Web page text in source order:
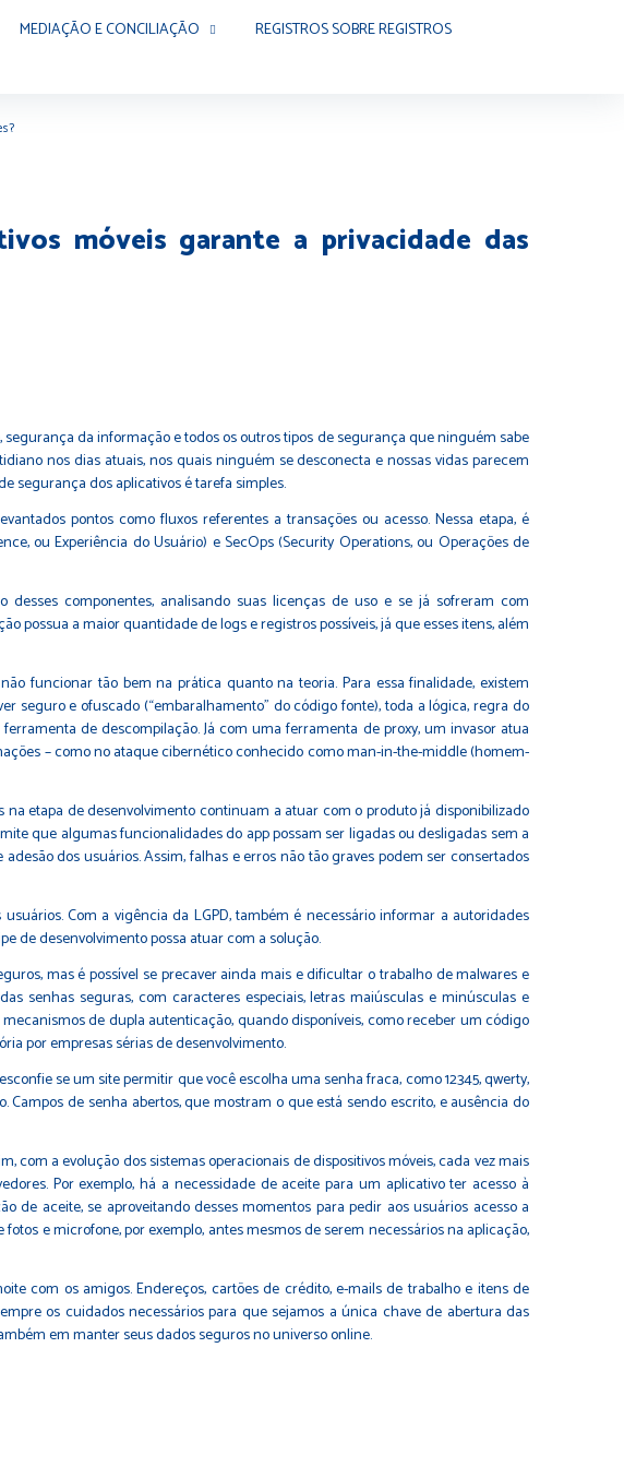
MEDIAÇÃO E CONCILIAÇÃO
REGISTROS SOBRE REGISTROS
móveis garante a privacidade das
da informação e todos os outros tipos de segurança que ninguém sabe
nos dias atuais, nos quais ninguém se desconecta e nossas vidas parecem
segurança dos aplicativos é tarefa simples.
pontos como fluxos referentes a transações ou acesso. Nessa etapa, é
ou Experiência do Usuário) e SecOps (Security Operations, ou Operações de
componentes, analisando suas licenças de uso e se já sofreram com
possua a maior quantidade de logs e registros possíveis, já que esses itens, além
funcionar tão bem na prática quanto na teoria. Para essa finalidade, existem
seguro e ofuscado (“embaralhamento” do código fonte), toda a lógica, regra do
de descompilação. Já com uma ferramenta de proxy, um invasor atua
– como no ataque cibernético conhecido como man-in-the-middle (homem-
etapa de desenvolvimento continuam a atuar com o produto já disponibilizado
que algumas funcionalidades do app possam ser ligadas ou desligadas sem a
dos usuários. Assim, falhas e erros não tão graves podem ser consertados
Com a vigência da LGPD, também é necessário informar a autoridades
de desenvolvimento possa atuar com a solução.
mas é possível se precaver ainda mais e dificultar o trabalho de malwares e
senhas seguras, com caracteres especiais, letras maiúsculas e minúsculas e
de dupla autenticação, quando disponíveis, como receber um código
por empresas sérias de desenvolvimento.
se um site permitir que você escolha uma senha fraca, como 12345, qwerty,
de senha abertos, que mostram o que está sendo escrito, e ausência do
a evolução dos sistemas operacionais de dispositivos móveis, cada vez mais
Por exemplo, há a necessidade de aceite para um aplicativo ter acesso à
de aceite, se aproveitando desses momentos para pedir aos usuários acesso a
e microfone, por exemplo, antes mesmos de serem necessários na aplicação,
com os amigos. Endereços, cartões de crédito, e-mails de trabalho e itens de
os cuidados necessários para que sejamos a única chave de abertura das
em manter seus dados seguros no universo online.